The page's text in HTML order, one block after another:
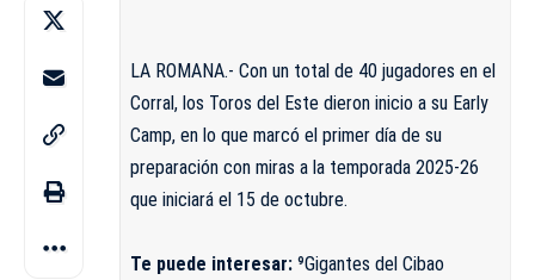
LA ROMANA.- Con un total de 40 jugadores en el
Corral, los Toros del Este dieron inicio a su Early
Camp, en lo que marcó el primer día de su
preparación con miras a la temporada 2025-26
que iniciará el 15 de octubre.
Te puede interesar: ⁹Gigantes del Cibao